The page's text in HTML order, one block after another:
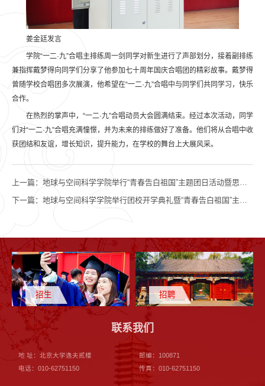
姜金廷发言
学院“一二·九”合唱主排练周一剑同学对新生进行了声部划分，接着副排练
兼指挥戴梦得向同学们分享了他参加七十周年国庆合唱团的精彩故事。戴梦得
曾随学校合唱团多次展演，他希望在“一二·九”合唱中与同学们共同学习，快乐
合作。
在热烈的掌声中，“一二·九”合唱动员大会圆满结束。经过本次活动，同学
们对“一二·九”合唱充满憧憬，并为未来的排练做好了准备。他们将从合唱中收
获团结和友谊，增长知识，提升能力，在学校的舞台上大展风采。
上一篇： 地球与空间科学学院举行“青春告白祖国”主题团日活动暨思想政治实践课总结汇报会
下一篇： 地球与空间科学学院举行团校开学典礼暨“青春告白祖国”主题教育活动
招生 招聘
联系我们
地 址：北京大学逸夫贰楼
邮编：100871
电话：010-62751150
传真：010-62751150